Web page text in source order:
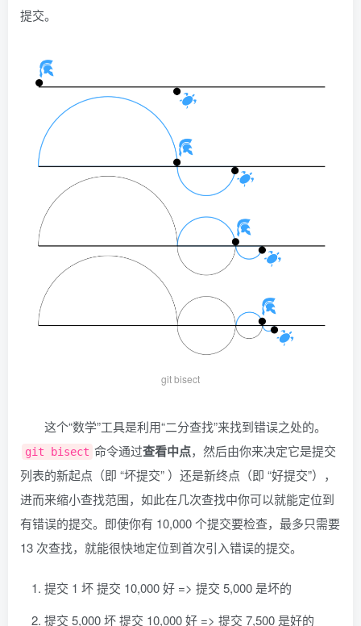
提交。
git bisect
这个“数学”工具是利用“二分查找”来找到错误之处的。
git bisect 命令通过查看中点，然后由你来决定它是提交
列表的新起点（即 “坏提交” ）还是新终点（即 “好提交”），
进而来缩小查找范围，如此在几次查找中你可以就能定位到
有错误的提交。即使你有 10,000 个提交要检查，最多只需要
13 次查找，就能很快地定位到首次引入错误的提交。
提交 1 坏 提交 10,000 好 => 提交 5,000 是坏的
提交 5,000 坏 提交 10,000 好 => 提交 7,500 是好的